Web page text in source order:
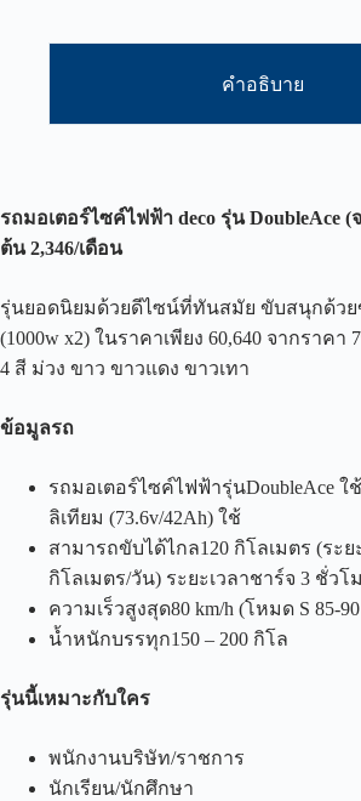
คำอธิบาย
รถมอเตอร์ไซค์ไฟฟ้า deco รุ่น DoubleAce (
ต้น 2,346/เดือน
รุ่นยอดนิยมด้วยดีไซน์ที่ทันสมัย ขับสนุกด้วย
(1000w x2) ในราคาเพียง 60,640 จากราคา
4 สี ม่วง ขาว ขาวแดง ขาวเทา
ข้อมูลรถ
รถมอเตอร์ไซค์ไฟฟ้ารุ่นDoubleAce ใ
ลิเทียม (73.6v/42Ah) ใช้
สามารถขับได้ไกล120 กิโลเมตร (ระ
กิโลเมตร/วัน) ระยะเวลาชาร์จ 3 ชั่วโ
ความเร็วสูงสุด80 km/h (โหมด S 85-
น้ำหนักบรรทุก150 – 200 กิโล
รุ่นนี้เหมาะกับใคร
พนักงานบริษัท/ราชการ
นักเรียน/นักศึกษา